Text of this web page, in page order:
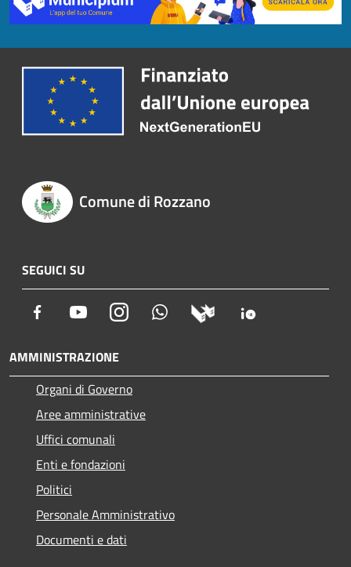
Comune di Rozzano
SEGUICI SU
Facebook YoutubeInstagram Whatsapp
AMMINISTRAZIONE
Organi di Governo
Aree amministrative
Uffici comunali
Enti e fondazioni
Politici
Personale Amministrativo
Documenti e dati